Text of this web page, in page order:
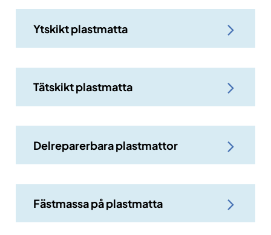
Ytskikt plastmatta
Tätskikt plastmatta
Delreparerbara plastmattor
Fästmassa på plastmatta